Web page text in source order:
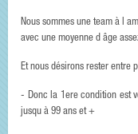
Nous sommes une team à l
avec une moyenne d âge
Et nous désirons rester entre
- Donc la 1ere condition est
jusqu à 99 ans et +